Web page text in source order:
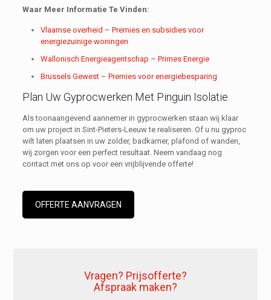
Waar Meer Informatie Te Vinden:
Vlaamse overheid – Premies en subsidies voor
energiezuinige woningen
Wallonisch Energieagentschap – Primes Energie
Brussels Gewest – Premies voor energiebesparing
Plan Uw Gyprocwerken Met Pinguin Isolatie
Als toonaangevend aannemer in gyprocwerken staan wij klaar
om uw project in Sint-Pieters-Leeuw te realiseren. Of u nu gyproc
wilt laten plaatsen in uw zolder, badkamer, plafond of wanden,
wij zorgen voor een perfect resultaat. Neem vandaag nog
contact met ons op voor een vrijblijvende offerte!
OFFERTE AANVRAGEN
Vragen? Prijsofferte?
Afspraak maken?